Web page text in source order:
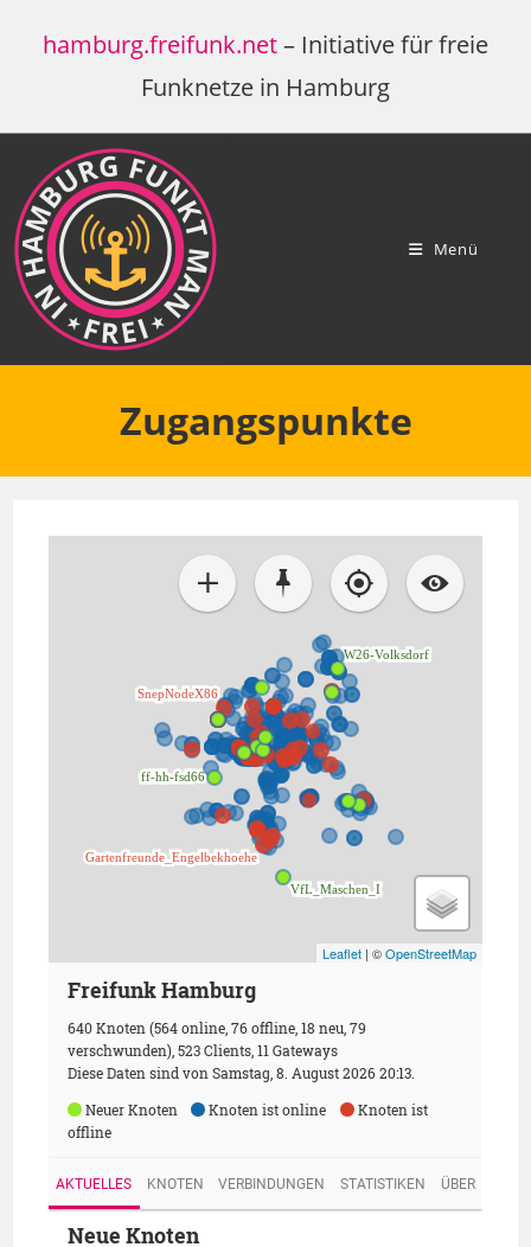
Inhalthamburg.freifunk.net– Initiative für freie
Funknetze in Hamburg
Menü
Zugangspunkte